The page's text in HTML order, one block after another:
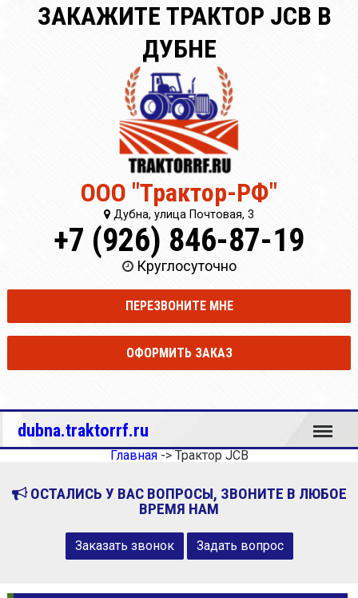
ЗАКАЖИТЕ ТРАКТОР JCB В
ДУБНЕ
ООО "Трактор-РФ"
Дубна, улица Почтовая, 3
+7 (926) 846-87-19
Круглосуточно
ПЕРЕЗВОНИТЕ МНЕ
ОФОРМИТЬ ЗАКАЗ
dubna.traktorrf.ru Меню
Главная-> Трактор JCB
ОСТАЛИСЬ У ВАС ВОПРОСЫ, ЗВОНИТЕ В ЛЮБОЕ
ВРЕМЯ НАМ
Заказать звонок Задать вопрос